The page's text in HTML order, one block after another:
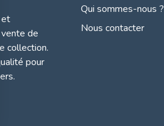
et
vente de
collection.
pour
Qui sommes-nous ?
Nous contacter
pendant
moi